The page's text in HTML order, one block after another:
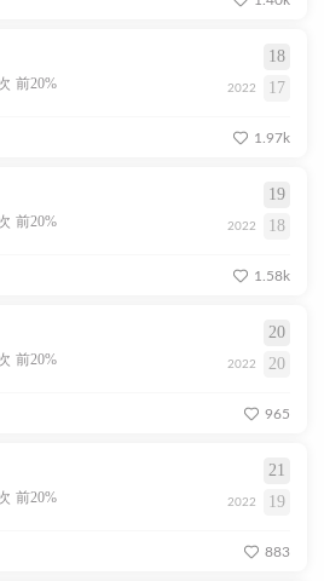
18
前20% 2022 17
1.97k
19
前20% 2022 18
1.58k
20
前20% 2022 20
965
21
前20% 2022 19
883